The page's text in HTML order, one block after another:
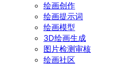
绘画创作
绘画提示词
绘画模型
3D绘画生成
图片检测审核
绘画社区